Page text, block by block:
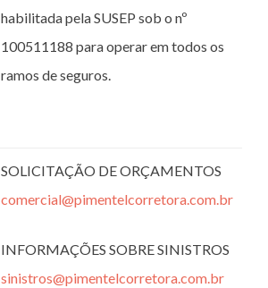
habilitada pela SUSEP sob o nº
100511188 para operar em todos os
ramos de seguros.
SOLICITAÇÃO DE ORÇAMENTOS
comercial@pimentelcorretora.com.br
INFORMAÇÕES SOBRE SINISTROS
sinistros@pimentelcorretora.com.br